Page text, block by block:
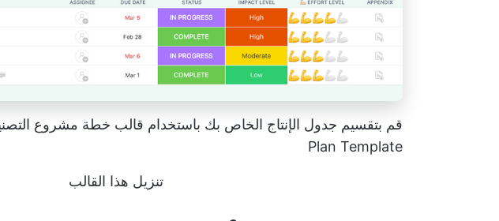
Plan Template
تنزيل هذا القالب